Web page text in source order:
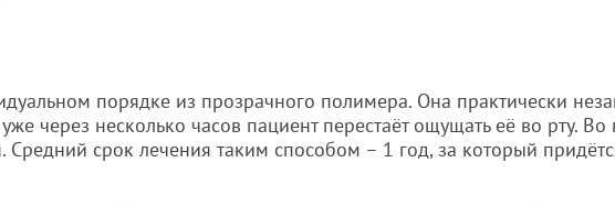
порядке из прозрачного полимера. Она практически
через несколько часов пациент перестаёт ощущать её во рту.
Средний срок лечения таким способом – 1 год, за который